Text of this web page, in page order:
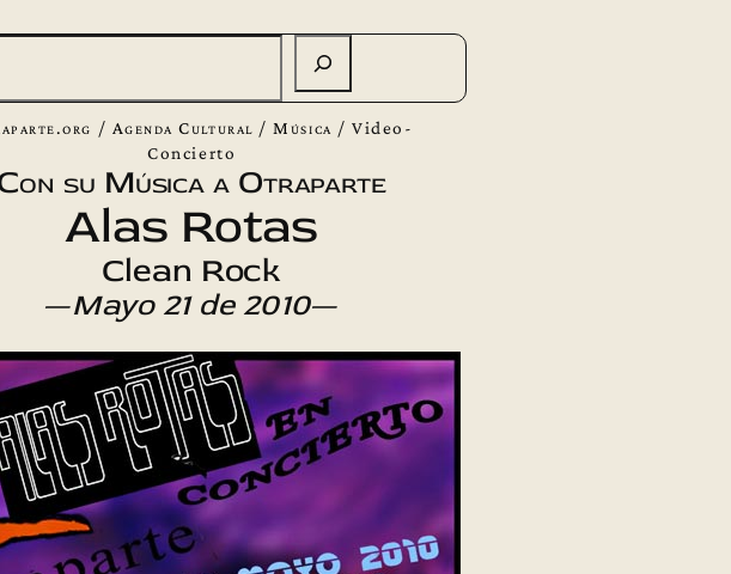
/ Agenda Cultural /Música /Video-
Concierto
su Música a Otraparte
Alas Rotas
Clean Rock
—Mayo 21 de 2010—